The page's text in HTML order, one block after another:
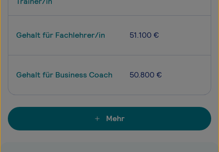
Gehalt für Fachlehrer/in 51.100 €
Gehalt für Business Coach 50.800 €
Mehr